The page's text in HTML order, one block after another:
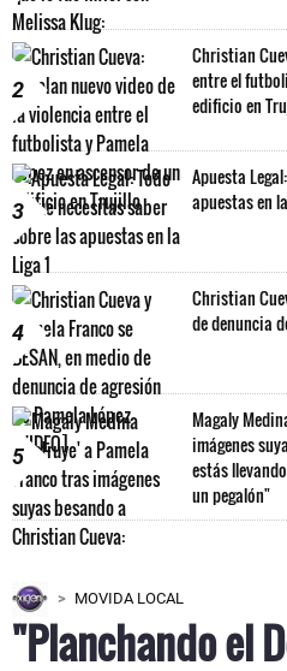
2
Christian
entre el
edificio en
3
Apuesta
apuestas en
4
Christian
de denuncia
5
Magaly
imágenes
estás
un pegalón"
MOVIDA LOCAL
"Planchando el